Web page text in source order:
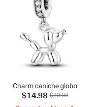
Charm caniche globo
$14.98 $30.00